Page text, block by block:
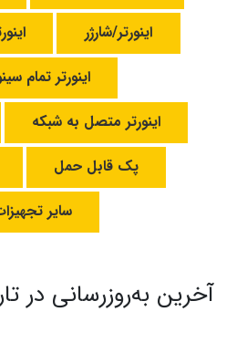
اینورتر/شارژر
اینورتر تمام
اینورتر متصل به شبکه
پک قابل حمل
سایر
آخرین به‌روزرسانی در تاریخ